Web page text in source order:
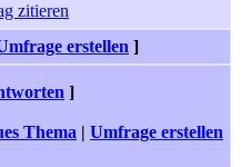
zitieren
erstellen ]
]
Thema | Umfrage erstellen